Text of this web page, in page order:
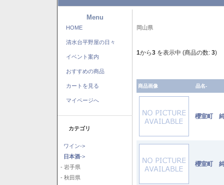
Menu
HOME
清水台平野屋の日々
イベント案内
おすすめの商品
カートを見る
マイページへ
カテゴリ
ワイン->
日本酒->
- 岩手県
- 秋田県
岡山県
1から3 を表示中 (商品の数: 3)
商品画像 品名-
櫻室町
櫻室町